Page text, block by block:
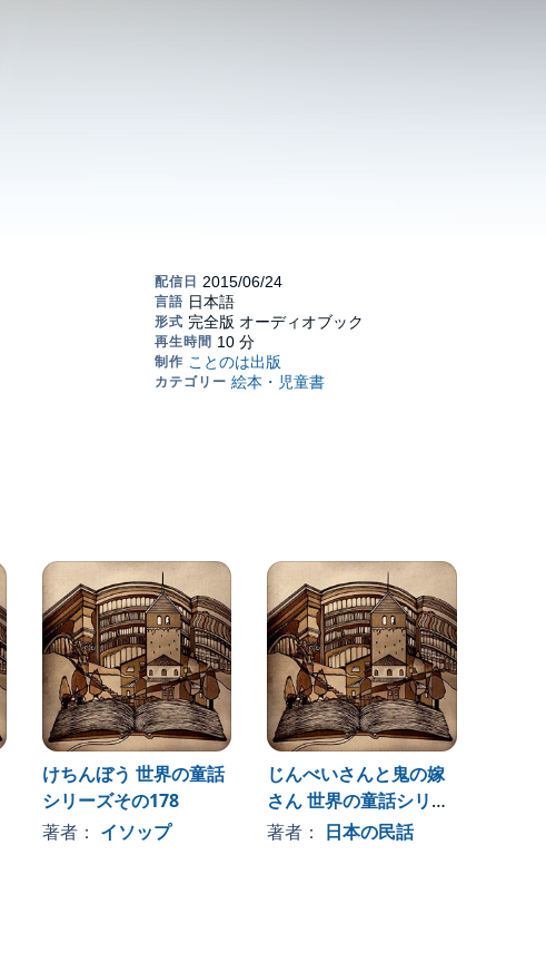
けちんぼう 世界の童話
シリーズその178
著者： イソップ
じんべいさんと鬼の嫁
さん 世界の童話シリー
ズその169
著者： 日本の民話